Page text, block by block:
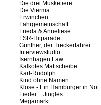
Die drei Musketiere
Die Vierma
Erwinchen
Fahrgemeinschaft
Frieda & Anneliese
FSR-Hitparade
Günther, der Treckerfahrer
Interviewstudio
Isernhagen Law
Kalkofes Mattscheibe
Karl-Rudolph
Kind ohne Namen
Klose - Ein Hamburger in Not
Lieder + Jingles
Megamarkt